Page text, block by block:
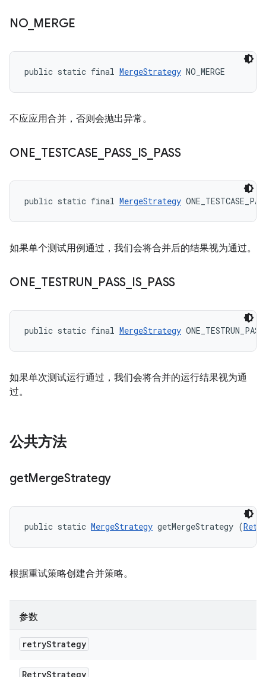
NO_ MERGE
public static final MergeStrategy NO_MERGE
不应应用合并，否则会抛出异常。
ONE TESTCASE PASS_ IS PASS
public static final MergeStrategy
如果单个测试用例通过，我们会将合并后的结果视为通过。
ONE TESTRUN PASS IS_ PASS
public static final MergeStrategy
如果单次测试运行通过，我们会将合并的运行结果视为通
过。
公共方法
getMergeStrategy
public static MergeStrategy getMergeStrategy (
根据重试策略创建合并策略。
参数
retryStrategy
RetryStrategy